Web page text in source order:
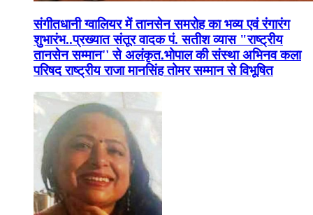
संगीतधानी ग्वालियर में तानसेन समरोह का भव्य एवं रंगारंग
शुभारंभ..प्रख्यात संतूर वादक पं. सतीश व्यास "राष्ट्रीय
तानसेन सम्मान'' से अलंकृत.भोपाल की संस्था अभिनव कला
परिषद राष्ट्रीय राजा मानसिंह तोमर सम्मान से विभूषित